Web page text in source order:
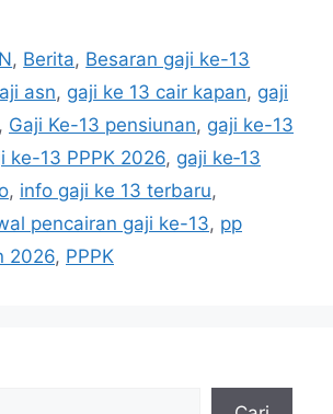
, Berita, Besaran gaji ke-13
asn, gaji ke 13 cair kapan, gaji
, Gaji Ke-13 pensiunan, gaji ke-13
ke-13 PPPK 2026, gaji ke‑13
, info gaji ke 13 terbaru,
pencairan gaji ke-13, pp
2026, PPPK